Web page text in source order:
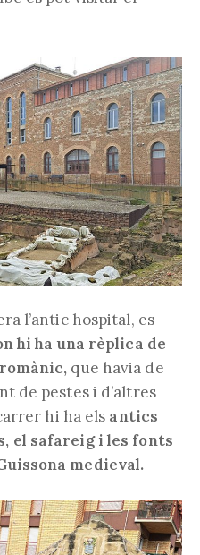
l’antic hospital, es
hi ha una rèplica de
que havia de
de pestes i d’altres
hi ha els antics
el safareig i les fonts
medieval.